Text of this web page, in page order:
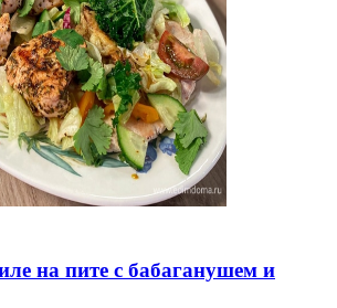
на пите с бабаганушем и